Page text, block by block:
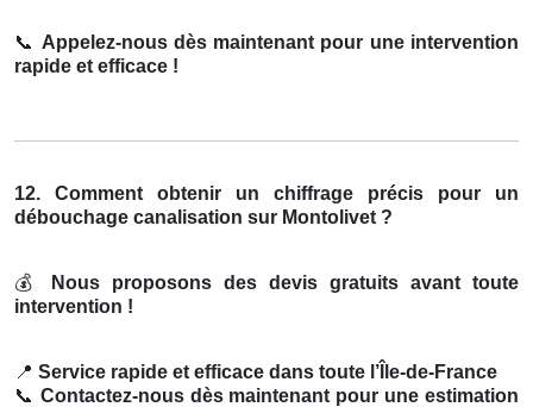
📞 Appelez-nous dès maintenant pour une intervention
rapide et efficace !
12. Comment obtenir un chiffrage précis pour un
débouchage canalisation sur Montolivet ?
💰
Nous proposons des devis gratuits avant toute
intervention !
📍 Service rapide et efficace dans toute l’Île-de-France
📞 Contactez-nous dès maintenant pour une estimation